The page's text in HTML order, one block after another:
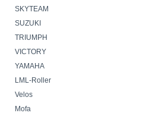
SKYTEAM
SUZUKI
TRIUMPH
VICTORY
YAMAHA
LML-Roller
Velos
Mofa